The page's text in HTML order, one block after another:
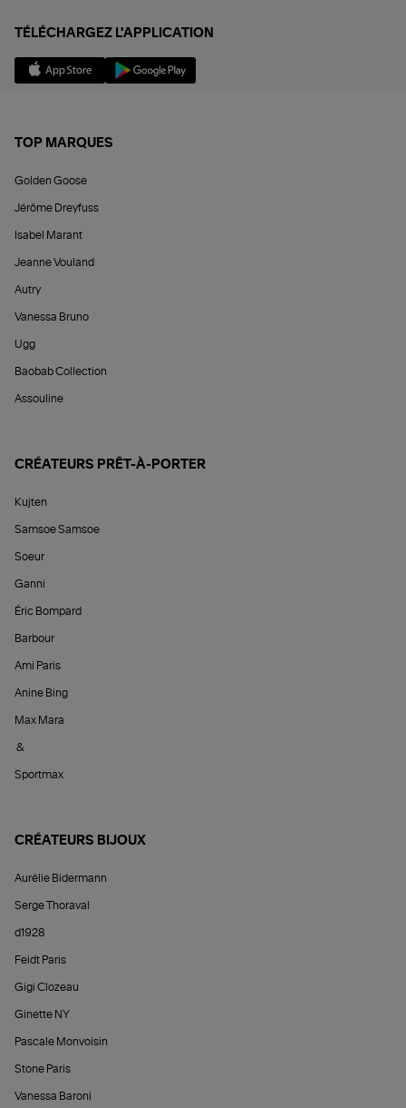
TÉLÉCHARGEZ L'APPLICATION
TOP MARQUES
Golden Goose
Jérôme Dreyfuss
Isabel Marant
Jeanne Vouland
Autry
Vanessa Bruno
Ugg
Baobab Collection
Assouline
CRÉATEURS PRÊT-À-PORTER
Kujten
Samsoe Samsoe
Soeur
Ganni
Éric Bompard
Barbour
Ami Paris
Anine Bing
Max Mara
&
Sportmax
CRÉATEURS BIJOUX
Aurélie Bidermann
Serge Thoraval
d1928
Feidt Paris
Gigi Clozeau
Ginette NY
Pascale Monvoisin
Stone Paris
Vanessa Baroni